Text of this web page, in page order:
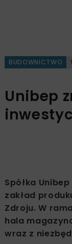
BUDOWNICTWO
Unibep
Spółka
zakład
Zdroju. W
hala
wraz z